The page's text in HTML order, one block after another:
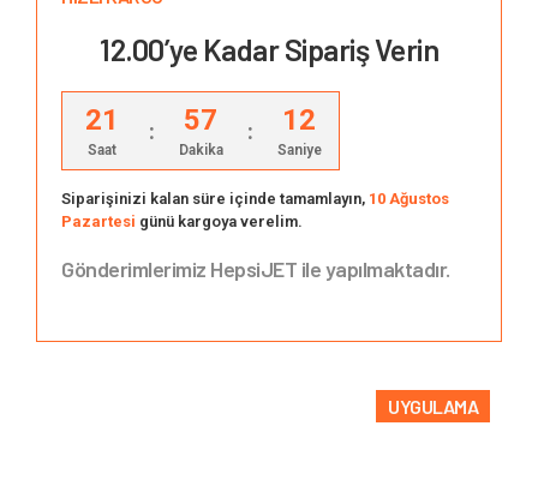
12.00’ye Kadar Sipariş Verin
21
Saat
: 57
Dakika
: 11
Saniye
Siparişinizi kalan süre içinde tamamlayın, 10 Ağustos
Pazartesi günü kargoya verelim.
Gönderimlerimiz HepsiJET ile yapılmaktadır.
UYGULAMA